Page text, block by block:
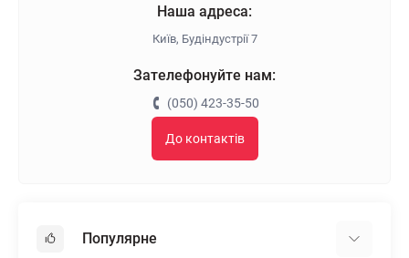
Наша адреса:
Київ, Будіндустрії 7
Зателефонуйте нам:
(050) 423-35-50
До контактів
Популярне